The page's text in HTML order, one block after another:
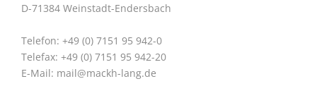
D-71384 Weinstadt-Endersbach
Telefon: +49 (0) 7151 95 942-0
Telefax: +49 (0) 7151 95 942-20
E-Mail: mail@mackh-lang.de